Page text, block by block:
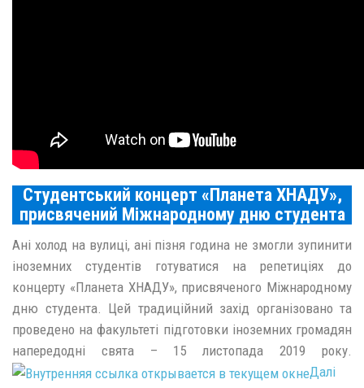
Студентський концерт «Планета ХНАДУ»,
присвячений Міжнародному дню студента
Ані холод на вулиці, ані пізня година не змогли зупинити
іноземних студентів готуватися на репетиціях до
концерту «Планета ХНАДУ», присвяченого Міжнародному
дню студента. Цей традиційний захід організовано та
проведено на факультеті підготовки іноземних громадян
напередодні свята – 15 листопада 2019 року.
Далі